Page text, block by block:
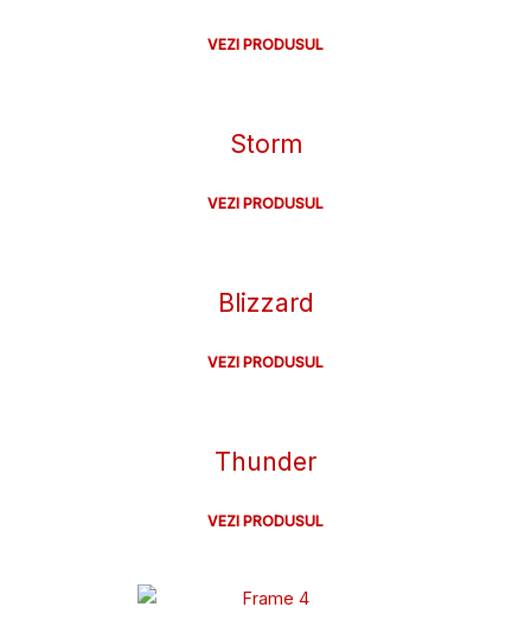
VEZI PRODUSUL
Storm
VEZI PRODUSUL
Blizzard
VEZI PRODUSUL
Thunder
VEZI PRODUSUL